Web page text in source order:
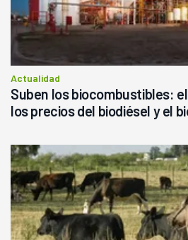
Actualidad
Suben los biocombustibles:
los precios del biodiésel y el